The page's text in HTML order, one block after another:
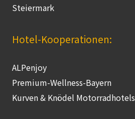
Steiermark
Hotel-Kooperationen:
ALPenjoy
Premium-Wellness-Bayern
Kurven & Knödel Motorradhotels